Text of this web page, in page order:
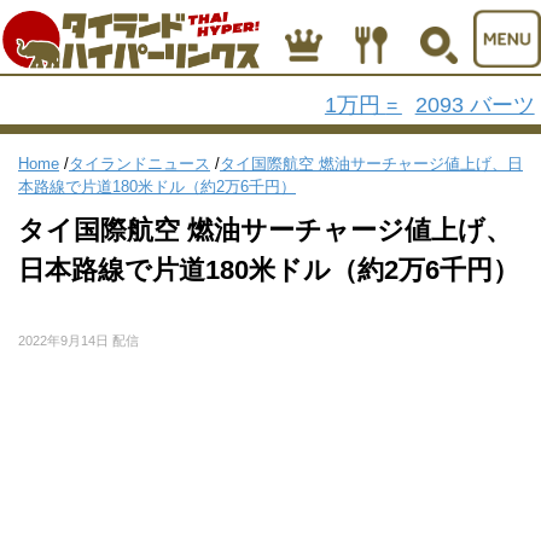
1万円 = 2093 バーツ
Home /タイランドニュース /タイ国際航空 燃油サーチャージ値上げ、日
本路線で片道180米ドル（約2万6千円）
タイ国際航空 燃油サーチャージ値上げ、
日本路線で片道180米ドル（約2万6千円）
2022年9月14日 配信